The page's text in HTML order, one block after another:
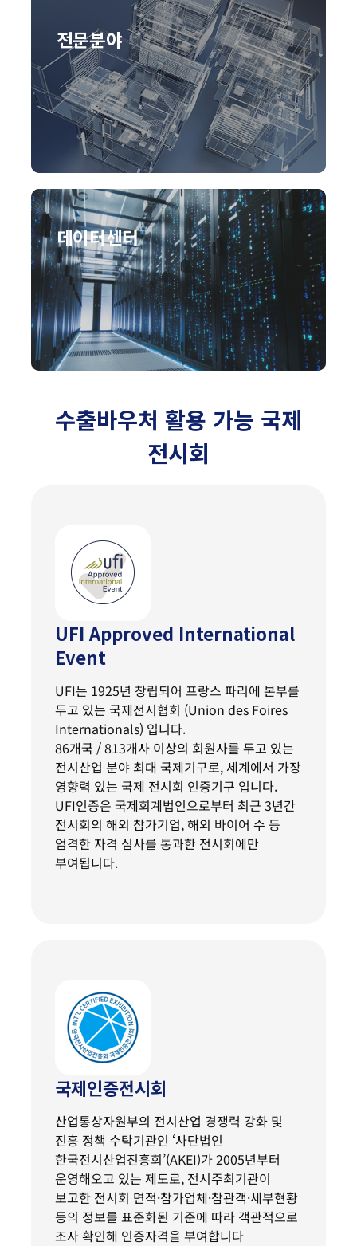
전문분야
데이터센터
수출바우처 활용 가능 국제
전시회
UFI Approved International
Event
UFI는 1925년 창립되어 프랑스 파리에 본부를
두고 있는 국제전시협회 (Union des Foires
Internationals) 입니다.
86개국 / 813개사 이상의 회원사를 두고 있는
전시산업 분야 최대 국제기구로, 세계에서 가장
영향력 있는 국제 전시회 인증기구 입니다.
UFI인증은 국제회계법인으로부터 최근 3년간
전시회의 해외 참가기업, 해외 바이어 수 등
엄격한 자격 심사를 통과한 전시회에만
부여됩니다.
국제인증전시회
산업통상자원부의 전시산업 경쟁력 강화 및
진흥 정책 수탁기관인 ‘사단법인
한국전시산업진흥회’(AKEI)가 2005년부터
운영해오고 있는 제도로, 전시주최기관이
보고한 전시회 면적·참가업체·참관객·세부현황
등의 정보를 표준화된 기준에 따라 객관적으로
조사 확인해 인증자격을 부여합니다